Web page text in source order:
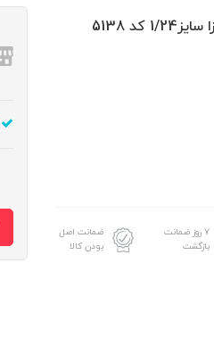
۷ روز ضمانت
بازگشت
ضمانت اصل
بودن کالا